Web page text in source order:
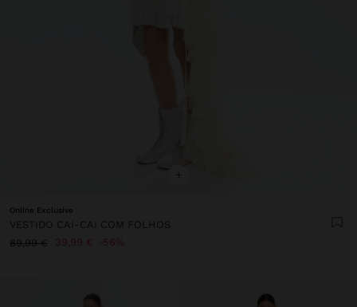
+
Online Exclusive
VESTIDO CAI-CAI COM FOLHOS
89,99 € 39,99 € 56%